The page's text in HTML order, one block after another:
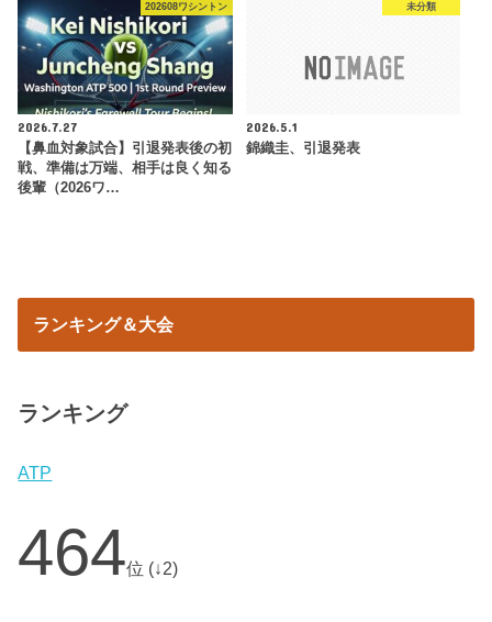
202608ワシントン
2026.7.27
【鼻血対象試合】引退発表後の初
戦、準備は万端、相手は良く知る
後輩（2026ワ…
未分類
2026.5.1
錦織圭、引退発表
ランキング＆大会
ランキング
ATP
464位 (↓2)